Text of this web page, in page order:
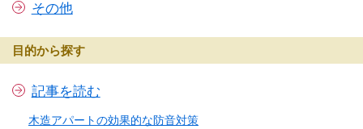
その他
目的から探す
記事を読む
木造アパートの効果的な防音対策